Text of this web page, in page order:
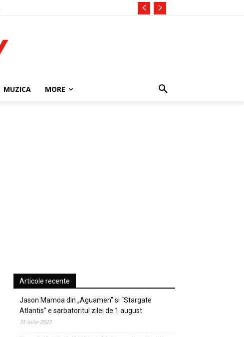
MUZICA MORE
Articole recente
Jason Mamoa din „Aguamen” si “Stargate
Atlantis” e sarbatoritul zilei de 1 august
31 iulie 2023